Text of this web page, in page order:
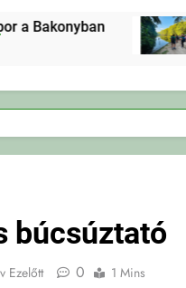
Bakonyban
búcsúztató
Ezelőtt 0 1 Mins